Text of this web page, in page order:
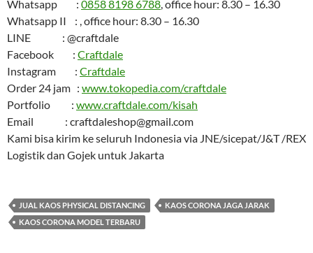
Whatsapp : 0858 8198 6788, office hour: 8.30 – 16.30
Whatsapp II : , office hour: 8.30 – 16.30
LINE : @craftdale
Facebook : Craftdale
Instagram : Craftdale
Order 24 jam : www.tokopedia.com/craftdale
Portfolio : www.craftdale.com/kisah
Email : craftdaleshop@gmail.com
Kami bisa kirim ke seluruh Indonesia via JNE/sicepat/J&T /REX
Logistik dan Gojek untuk Jakarta
JUAL KAOS PHYSICAL DISTANCING
KAOS CORONA JAGA JARAK
KAOS CORONA MODEL TERBARU